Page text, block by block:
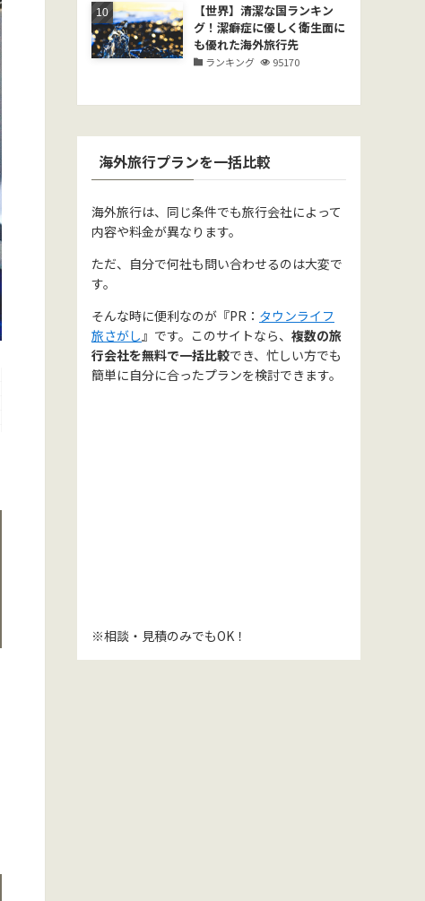
【世界】清潔な国ランキン
グ！潔癖症に優しく衛生面に
も優れた海外旅行先
ランキング 95170
海外旅行プランを一括比較
海外旅行は、同じ条件でも旅行会社によって
内容や料金が異なります。
ただ、自分で何社も問い合わせるのは大変で
す。
そんな時に便利なのが『PR： タウンライフ
旅さがし 』です。このサイトなら、 複数の旅
行会社を無料で一括比較でき、忙しい方でも
簡単に自分に合ったプランを検討できます。
※相談・見積のみでもOK！